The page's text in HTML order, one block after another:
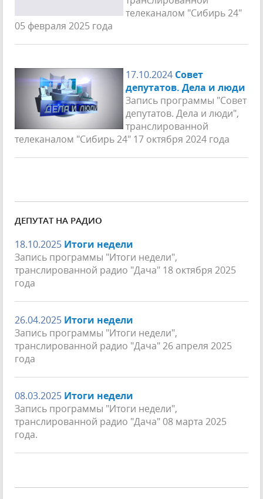
телеканалом "Сибирь 24"
05 февраля 2025 года
17.10.2024 Совет
депутатов. Дела и люди
Запись программы "Совет
депутатов. Дела и люди",
транслированной
телеканалом "Сибирь 24" 17 октября 2024 года
ДЕПУТАТ НА РАДИО
18.10.2025 Итоги недели
Запись программы "Итоги недели",
транслированной радио "Дача" 18 октября 2025
года
26.04.2025 Итоги недели
Запись программы "Итоги недели",
транслированной радио "Дача" 26 апреля 2025
года
08.03.2025 Итоги недели
Запись программы "Итоги недели",
транслированной радио "Дача" 08 марта 2025
года.